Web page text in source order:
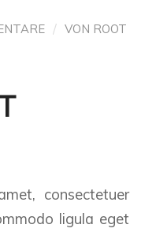
/ VON ROOT
consectetuer
ligula eget